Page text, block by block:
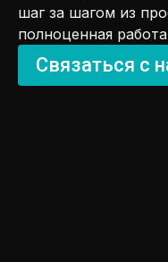
шаг за шагом из
полноценная
Связаться с